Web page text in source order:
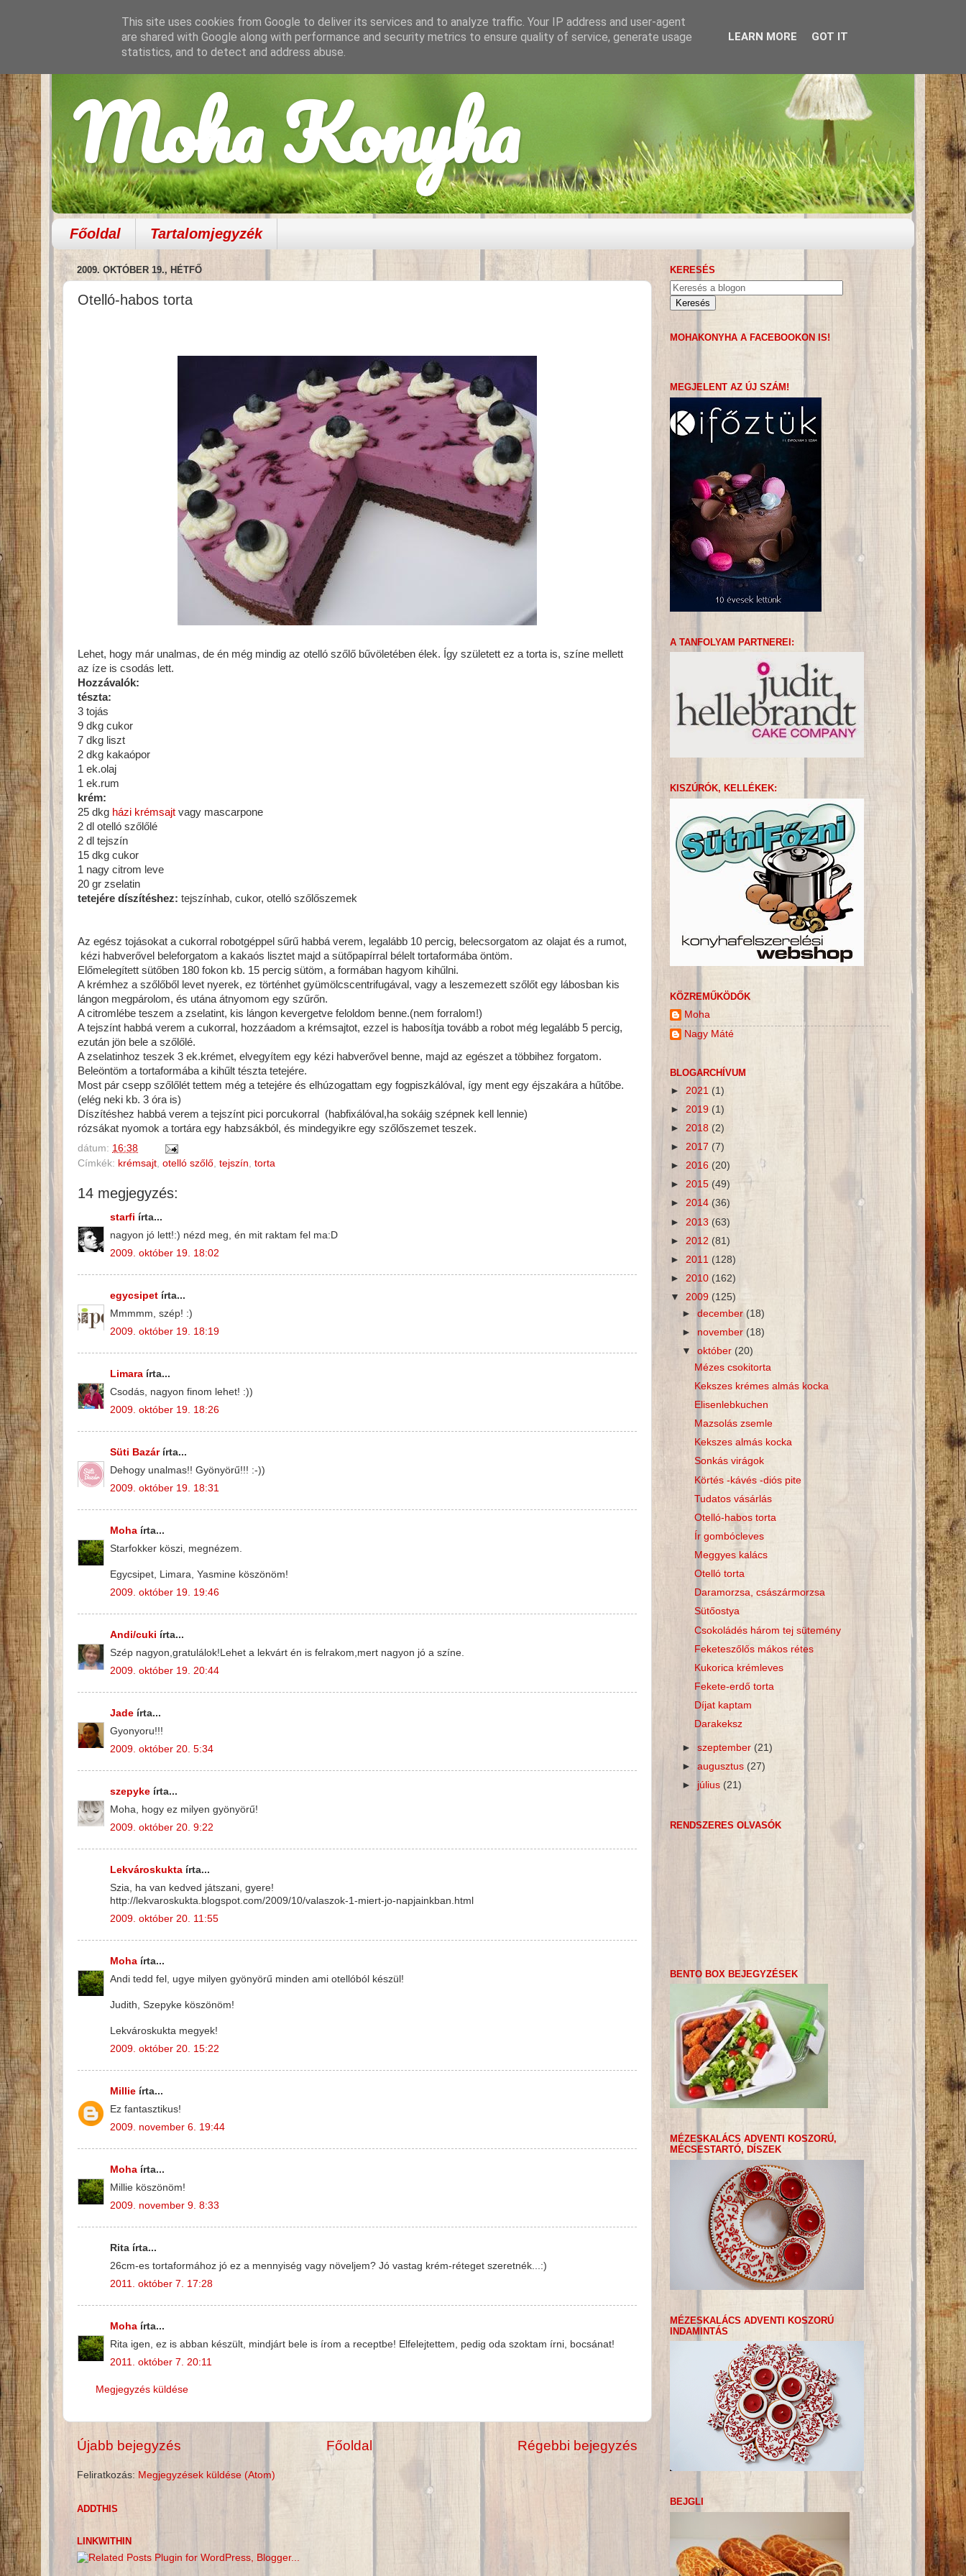
Moha Konyha
Főoldal Tartalomjegyzék
2009. OKTÓBER 19., HÉTFŐ
Otelló-habos torta
Lehet, hogy már unalmas, de én még mindig az otelló szőlő bűvöletében élek. Így született ez a torta is, színe mellett
az íze is csodás lett.
Hozzávalók:
tészta:
3 tojás
9 dkg cukor
7 dkg liszt
2 dkg kakaópor
1 ek.olaj
1 ek.rum
krém:
25 dkg házi krémsajt vagy mascarpone
2 dl otelló szőlőlé
2 dl tejszín
15 dkg cukor
1 nagy citrom leve
20 gr zselatin
tetejére díszítéshez: tejszínhab, cukor, otelló szőlőszemek
Az egész tojásokat a cukorral robotgéppel sűrű habbá verem, legalább 10 percig, belecsorgatom az olajat és a rumot,
kézi habverővel beleforgatom a kakaós lisztet majd a sütőpapírral bélelt tortaformába öntöm.
Előmelegített sütőben 180 fokon kb. 15 percig sütöm, a formában hagyom kihűlni.
A krémhez a szőlőből levet nyerek, ez történhet gyümölcscentrifugával, vagy a leszemezett szőlőt egy lábosban kis
lángon megpárolom, és utána átnyomom egy szűrőn.
A citromlébe teszem a zselatint, kis lángon kevergetve feloldom benne.(nem forralom!)
A tejszínt habbá verem a cukorral, hozzáadom a krémsajtot, ezzel is habosítja tovább a robot még legalább 5 percig,
ezután jön bele a szőlőlé.
A zselatinhoz teszek 3 ek.krémet, elvegyítem egy kézi habverővel benne, majd az egészet a többihez forgatom.
Beleöntöm a tortaformába a kihűlt tészta tetejére.
Most pár csepp szőlőlét tettem még a tetejére és elhúzogattam egy fogpiszkálóval, így ment egy éjszakára a hűtőbe.
(elég neki kb. 3 óra is)
Díszítéshez habbá verem a tejszínt pici porcukorral (habfixálóval,ha sokáig szépnek kell lennie)
rózsákat nyomok a tortára egy habzsákból, és mindegyikre egy szőlőszemet teszek.
dátum: 16:38
Címkék: krémsajt otelló szőlő tejszín torta
14 megjegyzés:
starfi írta...
nagyon jó lett!:) nézd meg, én mit raktam fel ma:D
2009. október 19. 18:02
egycsipet írta...
Mmmmm, szép! :)
2009. október 19. 18:19
Limara írta...
Csodás, nagyon finom lehet! :))
2009. október 19. 18:26
Süti Bazárírta...
Dehogy unalmas!! Gyönyörű!!! :-))
2009. október 19. 18:31
Moha írta...
Starfokker köszi, megnézem.
Egycsipet, Limara, Yasmine köszönöm!
2009. október 19. 19:46
Andi/cuki írta...
Szép nagyon,gratulálok!Lehet a lekvárt én is felrakom,mert nagyon jó a színe.
2009. október 19. 20:44
Jade írta...
Gyonyoru!!!
2009. október 20. 5:34
szepyke írta...
Moha, hogy ez milyen gyönyörű!
2009. október 20. 9:22
Lekvároskukta írta...
Szia, ha van kedved játszani, gyere!
http://lekvaroskukta.blogspot.com/2009/10/valaszok-1-miert-jo-napjainkban.html
2009. október 20. 11:55
Moha írta...
Andi tedd fel, ugye milyen gyönyörű minden ami otellóból készül!
Judith, Szepyke köszönöm!
Lekvároskukta megyek!
2009. október 20. 15:22
Millie írta...
Ez fantasztikus!
2009. november 6. 19:44
Moha írta...
Millie köszönöm!
2009. november 9. 8:33
Rita írta...
26cm-es tortaformához jó ez a mennyiség vagy növeljem? Jó vastag krém-réteget szeretnék...:)
2011. október 7. 17:28
Moha írta...
Rita igen, ez is abban készült, mindjárt bele is írom a receptbe! Elfelejtettem, pedig oda szoktam írni, bocsánat!
2011. október 7. 20:11
Megjegyzés küldése
Újabb bejegyzés Régebbi bejegyzés
Főoldal
Feliratkozás: Megjegyzések küldése (Atom)
ADDTHIS
LINKWITHIN
KERESÉS
MOHAKONYHA A FACEBOOKON IS!
MEGJELENT AZ ÚJ SZÁM!
A TANFOLYAM PARTNEREI:
KISZÚRÓK, KELLÉKEK:
KÖZREMŰKÖDŐK
Moha
Nagy Máté
BLOGARCHÍVUM
► 2021 (1)
► 2019 (1)
► 2018 (2)
► 2017 (7)
► 2016 (20)
► 2015 (49)
► 2014 (36)
► 2013 (63)
► 2012 (81)
► 2011 (128)
► 2010 (162)
▼ 2009 (125)
►december (18)
► november(18)
▼október (20)
Mézes csokitorta
Kekszes krémes almás kocka
Elisenlebkuchen
Mazsolás zsemle
Kekszes almás kocka
Sonkás virágok
Körtés -kávés -diós pite
Tudatos vásárlás
Otelló-habos torta
Ír gombócleves
Meggyes kalács
Otelló torta
Daramorzsa, császármorzsa
Sütőostya
Csokoládés három tej sütemény
Feketeszőlős mákos rétes
Kukorica krémleves
Fekete-erdő torta
Díjat kaptam
Darakeksz
►szeptember(21)
►augusztus(27)
► július (21)
RENDSZERES OLVASÓK
BENTO BOX BEJEGYZÉSEK
MÉZESKALÁCS ADVENTI KOSZORÚ,
MÉCSESTARTÓ, DÍSZEK
MÉZESKALÁCS ADVENTI KOSZORÚ
INDAMINTÁS
BEJGLI
This site uses cookies from Google to deliver its services and to analyze traffic. Your IP address and user-agent
are shared with Google along with performance and security metrics to ensure quality of service, generate usage
statistics, and to detect and address abuse.
LEARN MORE GOT IT